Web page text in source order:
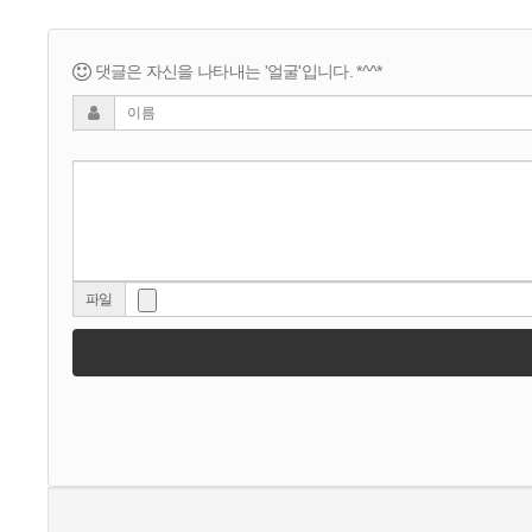
댓글은 자신을 나타내는 '얼굴'입니다. *^^*
파일